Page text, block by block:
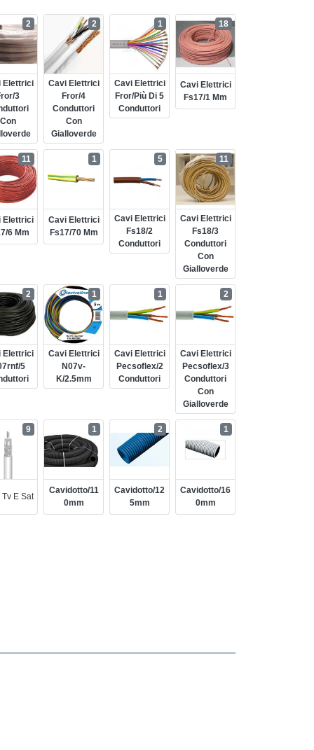
Elettrici
3
Con
2
Cavi Elettrici
Fror/4
Conduttori
Con
Gialloverde
2
Cavi Elettrici
Fror/più Di 5
Conduttori
1
Cavi Elettrici
Fs17/1 Mm
18
Elettrici
6 Mm
11
Cavi Elettrici
Fs17/70 Mm
1
Cavi Elettrici
Fs18/2
Conduttori
5
Cavi Elettrici
Fs18/3
Conduttori
Con
Gialloverde
11
Elettrici
5
2
Cavi Elettrici
N07v-
K/2.5mm
1
Cavi Elettrici
Pecsoflex/2
Conduttori
1
Cavi Elettrici
Pecsoflex/3
Conduttori
Con
Gialloverde
2
E Sat
9
Cavidotto/11
0mm
1
Cavidotto/12
5mm
2
Cavidotto/16
0mm
1